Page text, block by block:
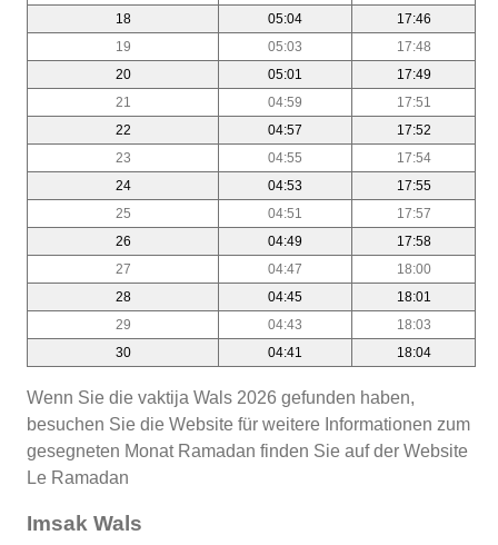
18
05:04
17:46
19
05:03
17:48
20
05:01
17:49
21
04:59
17:51
22
04:57
17:52
23
04:55
17:54
24
04:53
17:55
25
04:51
17:57
26
04:49
17:58
27
04:47
18:00
28
04:45
18:01
29
04:43
18:03
30
04:41 18:04
Wenn Sie die vaktija Wals 2026 gefunden haben,
besuchen Sie die Website für weitere Informationen zum
gesegneten Monat Ramadan finden Sie auf der Website
Le Ramadan
Imsak Wals